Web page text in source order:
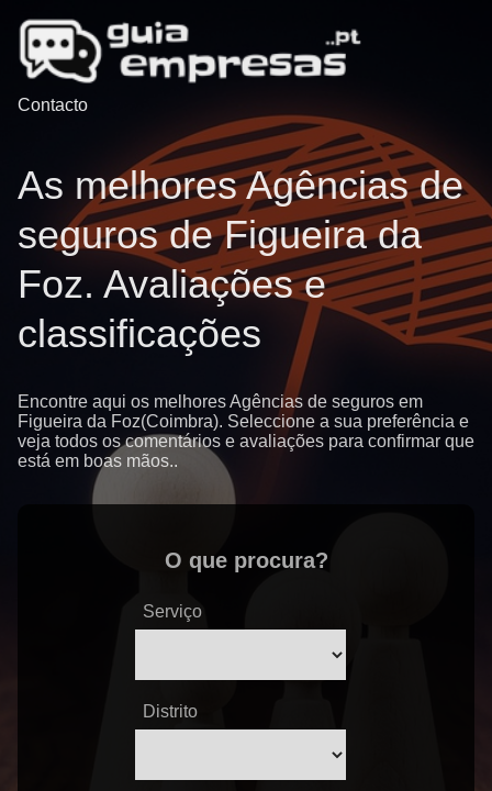
Contacto
As melhores Agências de
seguros de Figueira da
Foz. Avaliações e
classificações
Encontre aqui os melhores Agências de seguros em
Figueira da Foz(Coimbra). Seleccione a sua preferência e
veja todos os comentários e avaliações para confirmar que
está em boas mãos..
O que procura?
Serviço
Distrito